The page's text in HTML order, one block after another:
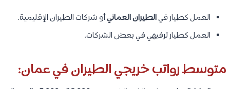
العمل كطيار فيالطيران العمانيأو شركات الطيران الإقليمية.
العمل كطيار ترفيهي في بعض الشركات.
متوسط رواتب خريجي الطيران في عمان: